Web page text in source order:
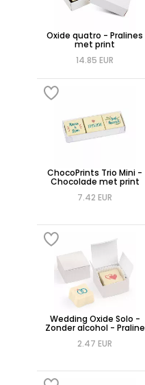
Oxide quatro - Pralines
met print
14.85 EUR
ChocoPrints Trio Mini -
Chocolade met print
7.42 EUR
Wedding Oxide Solo -
Zonder alcohol - Praline
2.47 EUR